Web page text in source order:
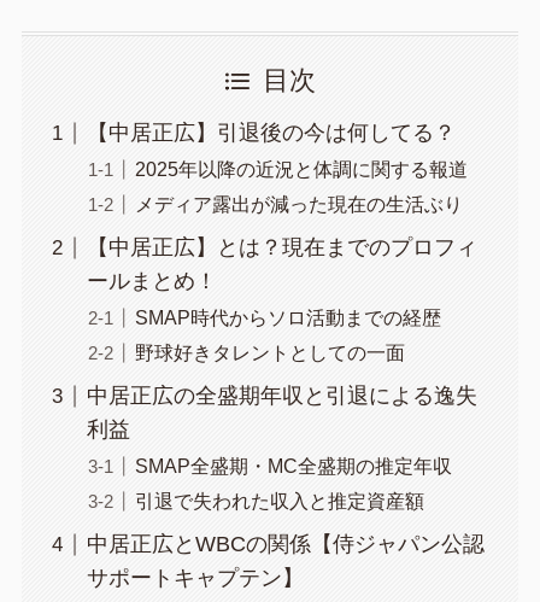
目次
【中居正広】引退後の今は何してる？
2025年以降の近況と体調に関する報道
メディア露出が減った現在の生活ぶり
【中居正広】とは？現在までのプロフィ
ールまとめ！
SMAP時代からソロ活動までの経歴
野球好きタレントとしての一面
中居正広の全盛期年収と引退による逸失
利益
SMAP全盛期・MC全盛期の推定年収
引退で失われた収入と推定資産額
中居正広とWBCの関係【侍ジャパン公認
サポートキャプテン】